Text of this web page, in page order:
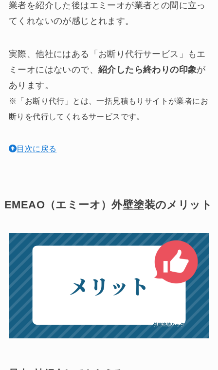
業者を紹介した後はエミーオが業者との間に立っ
てくれないのが感じとれます。
実際、他社にはある「お断り代行サービス」もエ
ミーオにはないので、 紹介したら終わりの印象が
あります。
※「お断り代行」とは、一括見積もりサイトが業者にお
断りを代行してくれるサービスです。
目次に戻る
EMEAO（エミーオ）外壁塗装のメリット